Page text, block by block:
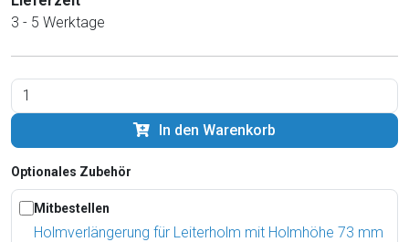
3 - 5 Werktage
In den Warenkorb
Optionales Zubehör
Mitbestellen
Holmverlängerung für Leiterholm mit Holmhöhe 73 mm